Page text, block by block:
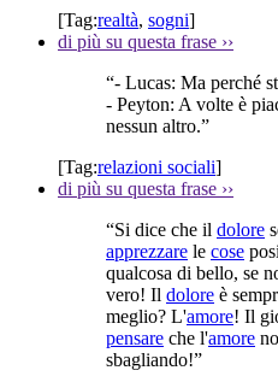
[Tag:realtà, sogni]
di più su questa frase ››
“- Lucas: Ma perché
- Peyton: A volte è
nessun altro.”
[Tag:relazioni sociali]
di più su questa frase ››
“Si dice che il dolore
apprezzare le cose
qualcosa di bello, se
vero! Il dolore è
meglio? L'amore! Il
pensare che l'amore
sbagliando!”